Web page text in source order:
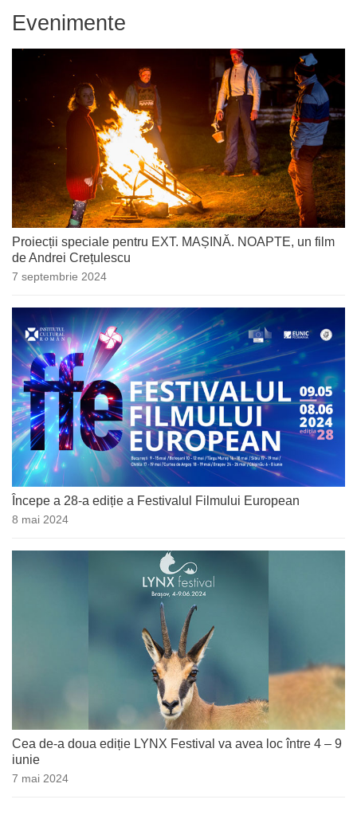
Evenimente
Proiecții speciale pentru EXT. MAȘINĂ. NOAPTE, un film
de Andrei Crețulescu
7 septembrie 2024
Începe a 28-a ediție a Festivalul Filmului European
8 mai 2024
Cea de-a doua ediție LYNX Festival va avea loc între 4 – 9
iunie
7 mai 2024